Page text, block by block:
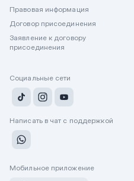
Правовая информация
Договор присоединения
Заявление к договору
присоединения
Социальные сети
Написать в чат с поддержкой
Мобильное приложение